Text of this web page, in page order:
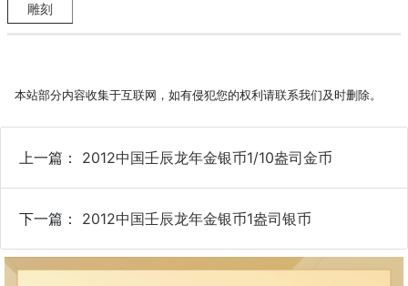
雕刻
本站部分内容收集于互联网，如有侵犯您的权利请联系我们及时删除。
上一篇： 2012中国壬辰龙年金银币1/10盎司金币
下一篇： 2012中国壬辰龙年金银币1盎司银币